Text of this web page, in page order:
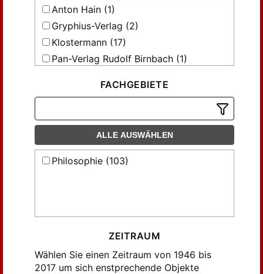
Anton Hain (1)
Gryphius-Verlag (2)
Klostermann (17)
Pan-Verlag Rudolf Birnbach (1)
Verlag Anton Hain KG. (26)
Vittorio Klostermann (30)
Westkulturverlag Anton Hain (5)
FACHGEBIETE
ALLE AUSWÄHLEN
Philosophie (103)
ZEITRAUM
Wählen Sie einen Zeitraum von 1946 bis
2017 um sich enstprechende Objekte